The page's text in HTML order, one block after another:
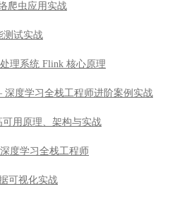
度学习全栈工程师
可视化实战
手武器系列之缠论系统
实战案例详解
：从入门到精通，极限剖析图像识
工——量化金融分析师入门
战——构建基于深度学习的智能图像